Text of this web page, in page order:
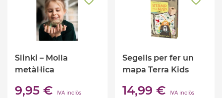
Slinki – Molla
metàl·lica
9,95 € IVA inclòs
Segells per fer un
mapa Terra Kids
14,99 € IVA inclòs